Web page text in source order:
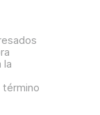
la
término